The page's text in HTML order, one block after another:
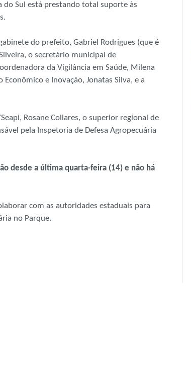
do Sul está prestando total suporte às
do prefeito, Gabriel Rodrigues (que é
o secretário municipal de
da Vigilância em Saúde, Milena
e Inovação, Jonatas Silva, e a
Rosane Collares, o superior regional de
pela Inspetoria de Defesa Agropecuária
desde a última quarta-feira (14) e não há
com as autoridades estaduais para
no Parque.